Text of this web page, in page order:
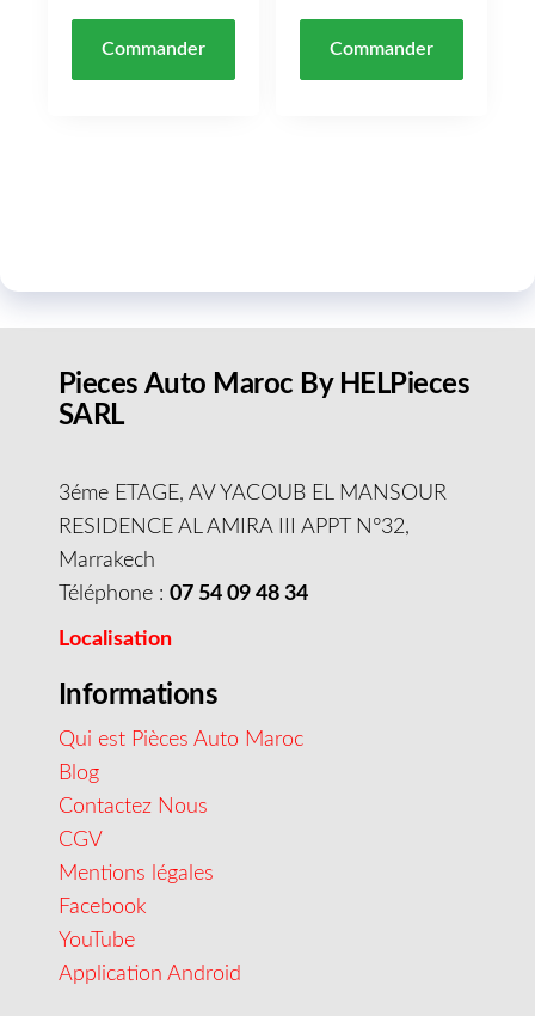
Commander Commander
Pieces Auto Maroc By HELPieces
SARL
3éme ETAGE, AV YACOUB EL MANSOUR
RESIDENCE AL AMIRA III APPT N°32,
Marrakech
Téléphone : 07 54 09 48 34
Localisation
Informations
Qui est Pièces Auto Maroc
Blog
Contactez Nous
CGV
Mentions légales
Facebook
YouTube
Application Android